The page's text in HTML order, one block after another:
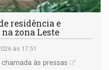
residência e
zona Leste
às 17:51
às pressas